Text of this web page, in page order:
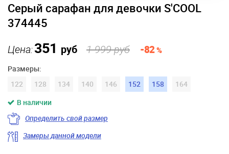
Серый сарафан для девочки S'COOL
374445
Цена:351 руб 1 999 руб -82%
Размеры:
122
128 134 140 146 152 158
164
В наличии
Определить свой размер
Замеры данной модели